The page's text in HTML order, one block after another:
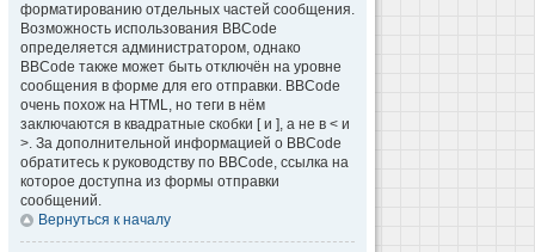
форматированию отдельных частей сообщения.
Возможность использования BBCode
определяется администратором, однако
BBCode также может быть отключён на уровне
сообщения в форме для его отправки. BBCode
очень похож на HTML, но теги в нём
заключаются в квадратные скобки [ и ], а не в < и
>. За дополнительной информацией о BBCode
обратитесь к руководству по BBCode, ссылка на
которое доступна из формы отправки
сообщений.
Вернуться к началу